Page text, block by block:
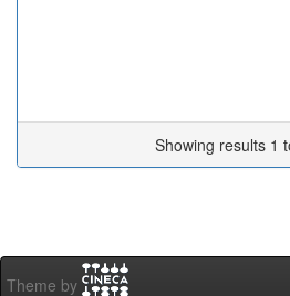
Showing results 1
Theme by